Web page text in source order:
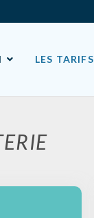
LES TARIFS